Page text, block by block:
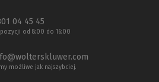
04 45 45
od 8:00 do 16:00
możliwe jak najszybciej.